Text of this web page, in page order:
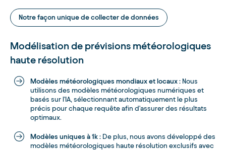
Notre façon unique de collecter de données
Modélisation de prévisions météorologiques
haute résolution
Modèles météorologiques mondiaux et locaux : Nous
utilisons des modèles météorologiques numériques et
basés sur l'IA, sélectionnant automatiquement le plus
précis pour chaque requête afin d'assurer des résultats
optimaux.
Modèles uniques à 1k : De plus, nous avons développé des
modèles météorologiques haute résolution exclusifs avec